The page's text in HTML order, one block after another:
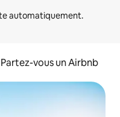
Partez-vous un Airbnb